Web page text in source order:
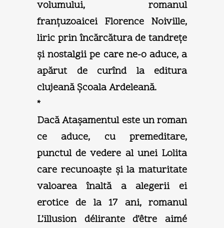
volumului, romanul
franţuzoaicei Florence Noiville,
liric prin încărcătura de tandreţe
şi nostalgii pe care ne-o aduce, a
apărut de curînd la editura
clujeană Şcoala Ardeleană.
*
Dacă Ataşamentul este un roman
ce aduce, cu premeditare,
punctul de vedere al unei Lolita
care recunoaşte şi la maturitate
valoarea înaltă a alegerii ei
erotice de la 17 ani, romanul
L’illusion délirante d’être aimé